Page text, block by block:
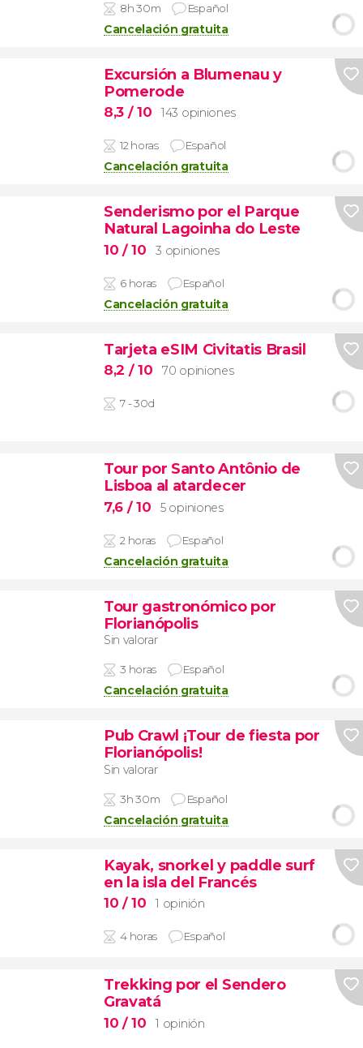
8h 30m Español
Cancelación gratuita
Excursión a Blumenau y
Pomerode
8,3 / 10 143 opiniones
12 horas Español
Cancelación gratuita
Senderismo por el Parque
Natural Lagoinha do Leste
10 / 10 3 opiniones
6 horas Español
Cancelación gratuita
Tarjeta eSIM Civitatis Brasil
8,2 / 10 70 opiniones
7 - 30d
Tour por Santo Antônio de
Lisboa al atardecer
7,6 / 10 5 opiniones
2 horas Español
Cancelación gratuita
Tour gastronómico por
Florianópolis
Sin valorar
3 horas Español
Cancelación gratuita
Pub Crawl ¡Tour de fiesta por
Florianópolis!
Sin valorar
3h 30m Español
Cancelación gratuita
Kayak, snorkel y paddle surf
en la isla del Francés
10 / 10 1 opinión
4 horas Español
Trekking por el Sendero
Gravatá
10 / 10 1 opinión